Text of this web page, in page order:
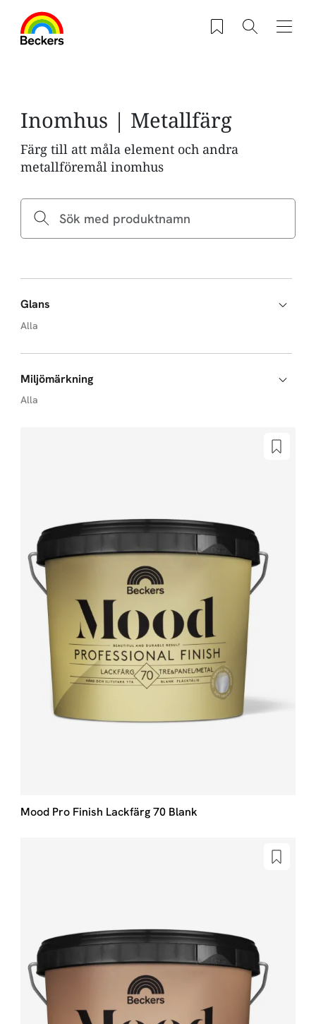
Sparade produkter
Sök
Inomhus | Metallfärg
Färg till att måla element och andra
metallföremål inomhus
Glans
Alla
Miljömärkning
Alla
Mood Pro Finish Lackfärg 70 Blank